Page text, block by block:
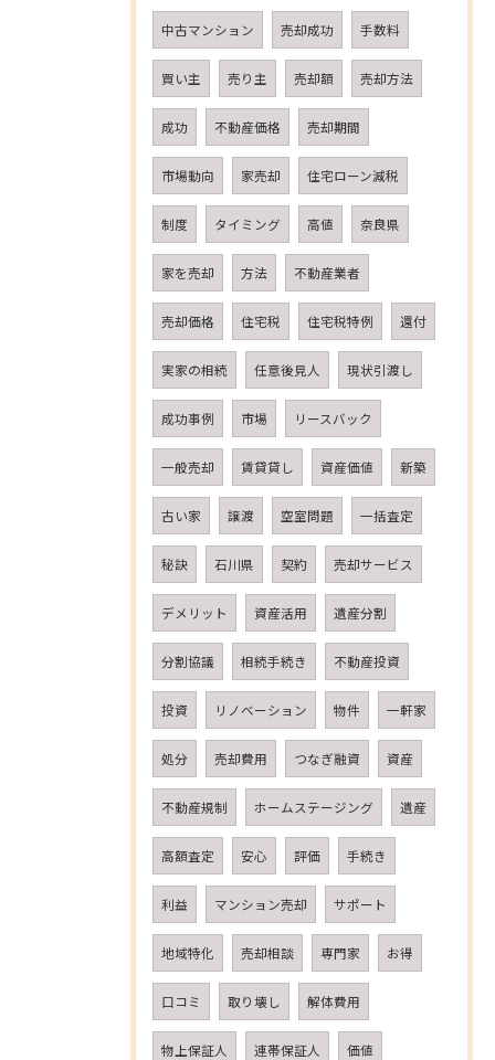
中古マンション 売却成功 手数料
買い主 売り主 売却額 売却方法
成功 不動産価格 売却期間
市場動向 家売却 住宅ローン減税
制度 タイミング 高値 奈良県
家を売却 方法 不動産業者
売却価格 住宅税 住宅税特例 還付
実家の相続 任意後見人 現状引渡し
成功事例 市場 リースバック
一般売却 賃貸貸し 資産価値 新築
古い家 譲渡 空室問題 一括査定
秘訣 石川県 契約 売却サービス
デメリット 資産活用 遺産分割
分割協議 相続手続き 不動産投資
投資 リノベーション 物件 一軒家
処分 売却費用 つなぎ融資 資産
不動産規制 ホームステージング 遺産
高額査定 安心 評価 手続き
利益 マンション売却 サポート
地域特化 売却相談 専門家 お得
口コミ 取り壊し 解体費用
物上保証人 連帯保証人 価値